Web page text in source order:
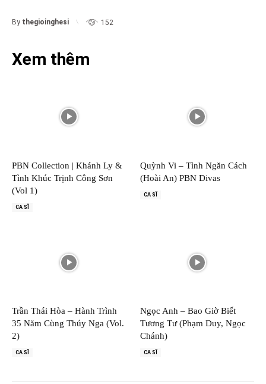
By thegioinghesi 152
Xem thêm
PBN Collection | Khánh Ly &
Tình Khúc Trịnh Công Sơn
(Vol 1)
CA SĨ
Quỳnh Vi – Tình Ngăn Cách
(Hoài An) PBN Divas
CA SĨ
Trần Thái Hòa – Hành Trình
35 Năm Cùng Thúy Nga (Vol.
2)
CA SĨ
Ngọc Anh – Bao Giờ Biết
Tương Tư (Phạm Duy, Ngọc
Chánh)
CA SĨ